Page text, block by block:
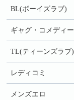
BL(ボーイズラブ)
ギャグ・コメディー
TL(ティーンズラブ)
レディコミ
メンズエロ